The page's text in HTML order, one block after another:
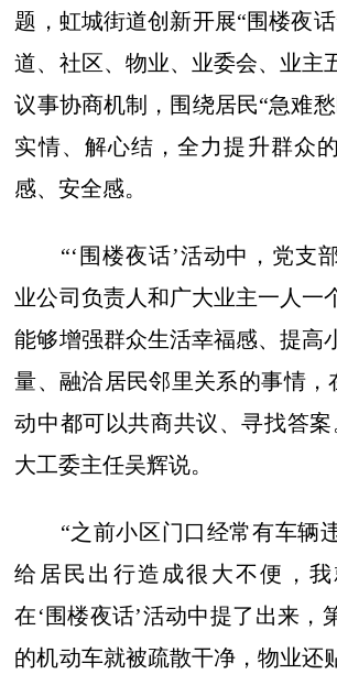
题，虹城街道创新开展“围楼夜
道、社区、物业、业委会、业主
议事协商机制，围绕居民“急难
实情、解心结，全力提升群众
感、安全感。
“‘围楼夜话’活动中，党支
业公司负责人和广大业主一人一
能够增强群众生活幸福感、提高
量、融洽居民邻里关系的事情，
动中都可以共商共议、寻找答案
大工委主任吴辉说。
“之前小区门口经常有车辆违
给居民出行造成很大不便，
在‘围楼夜话’活动中提了出来，
的机动车就被疏散干净，物业还